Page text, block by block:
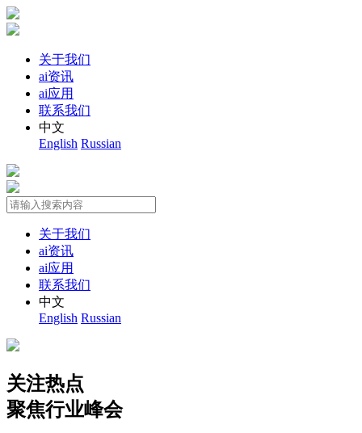
关于我们
ai资讯
ai应用
联系我们
中文
English Russian
关于我们
ai资讯
ai应用
联系我们
中文
English Russian
关注热点
聚焦行业峰会